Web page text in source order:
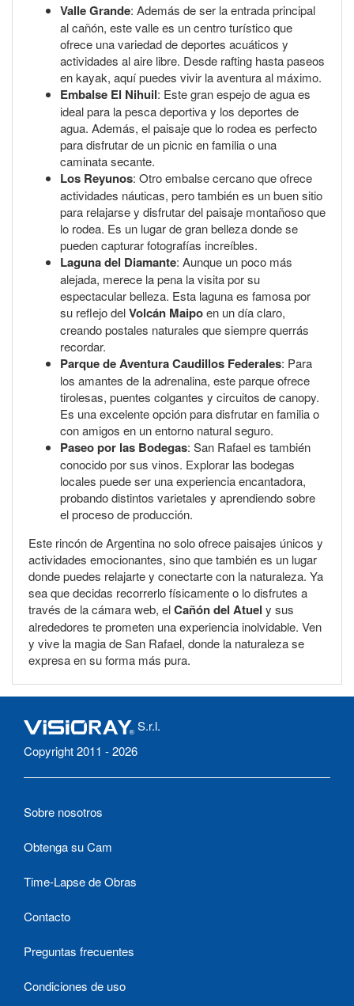
Valle Grande: Además de ser la entrada principal
al cañón, este valle es un centro turístico que
ofrece una variedad de deportes acuáticos y
actividades al aire libre. Desde rafting hasta paseos
en kayak, aquí puedes vivir la aventura al máximo.
Embalse El Nihuil: Este gran espejo de agua es
ideal para la pesca deportiva y los deportes de
agua. Además, el paisaje que lo rodea es perfecto
para disfrutar de un picnic en familia o una
caminata secante.
Los Reyunos: Otro embalse cercano que ofrece
actividades náuticas, pero también es un buen sitio
para relajarse y disfrutar del paisaje montañoso que
lo rodea. Es un lugar de gran belleza donde se
pueden capturar fotografías increíbles.
Laguna del Diamante: Aunque un poco más
alejada, merece la pena la visita por su
espectacular belleza. Esta laguna es famosa por
su reflejo delVolcán Maipoen un día claro,
creando postales naturales que siempre querrás
recordar.
Parque de Aventura Caudillos Federales: Para
los amantes de la adrenalina, este parque ofrece
tirolesas, puentes colgantes y circuitos de canopy.
Es una excelente opción para disfrutar en familia o
con amigos en un entorno natural seguro.
Paseo por las Bodegas: San Rafael es también
conocido por sus vinos. Explorar las bodegas
locales puede ser una experiencia encantadora,
probando distintos varietales y aprendiendo sobre
el proceso de producción.
Este rincón de Argentina no solo ofrece paisajes únicos y
actividades emocionantes, sino que también es un lugar
donde puedes relajarte y conectarte con la naturaleza. Ya
sea que decidas recorrerlo físicamente o lo disfrutes a
través de la cámara web, elCañón del Atuel y sus
alrededores te prometen una experiencia inolvidable. Ven
y vive la magia de San Rafael, donde la naturaleza se
expresa en su forma más pura.
S.r.l.
Copyright 2011 - 2026
Sobre nosotros
Obtenga su Cam
Time-Lapse de Obras
Contacto
Preguntas frecuentes
Condiciones de uso